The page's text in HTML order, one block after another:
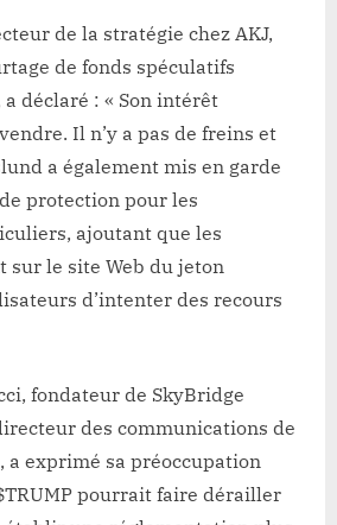
de la stratégie chez AKJ,
de fonds spéculatifs
déclaré : « Son intérêt
Il n’y a pas de freins et
a également mis en garde
protection pour les
ajoutant que les
sur le site Web du jeton
d’intenter des recours
fondateur de SkyBridge
des communications de
a exprimé sa préoccupation
pourrait faire dérailler